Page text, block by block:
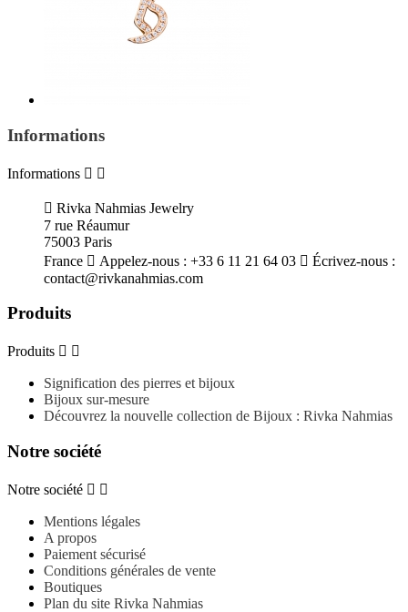
Informations
Informations  
 Rivka Nahmias Jewelry
7 rue Réaumur
75003 Paris
France  Appelez-nous : +33 6 11 21 64 03  Écrivez-nous :
contact@rivkanahmias.com
Produits
Produits  
Signification des pierres et bijoux
Bijoux sur-mesure
Découvrez la nouvelle collection de Bijoux : Rivka Nahmias
Notre société
Notre société  
Mentions légales
A propos
Paiement sécurisé
Conditions générales de vente
Boutiques
Plan du site Rivka Nahmias